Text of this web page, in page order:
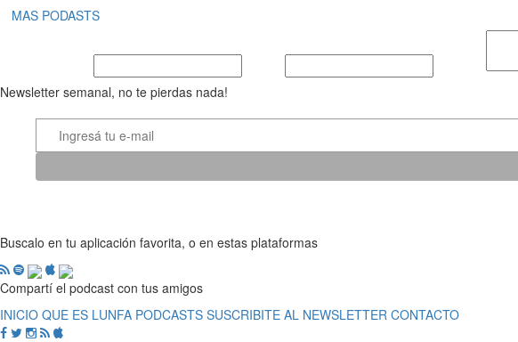
MAS PODASTS
Newsletter semanal, no te pierdas nada!
Buscalo en tu aplicación favorita, o en estas plataformas
Compartí el podcast con tus amigos
INICIO QUE ES LUNFA PODCASTS SUSCRIBITE AL NEWSLETTER CONTACTO